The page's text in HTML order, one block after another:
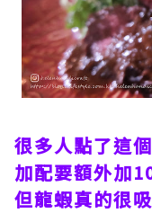
很多人點了這
加配要額外加
但龍蝦真的很